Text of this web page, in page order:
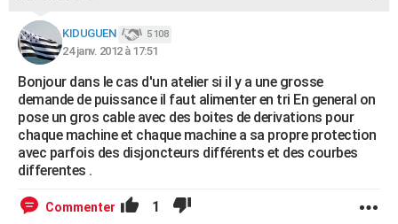
Bricolage
Lifestyle
Culture
Sport
Auto
Television
Voyage
Cinema KIDUGUEN 5 108
24 janv. 2012 à 17:51
Bonjour dans le cas d'un atelier si il y a une grosse
demande de puissance il faut alimenter en tri En general on
pose un gros cable avec des boites de derivations pour
chaque machine et chaque machine a sa propre protection
avec parfois des disjoncteurs différents et des courbes
differentes .
Commenter 1